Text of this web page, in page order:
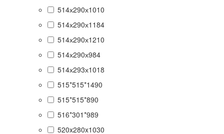
514х290х1010
514х290х1184
514х290х1210
514х290х984
514х293х1018
515*515*1490
515*515*890
516*301*989
520x280x1030